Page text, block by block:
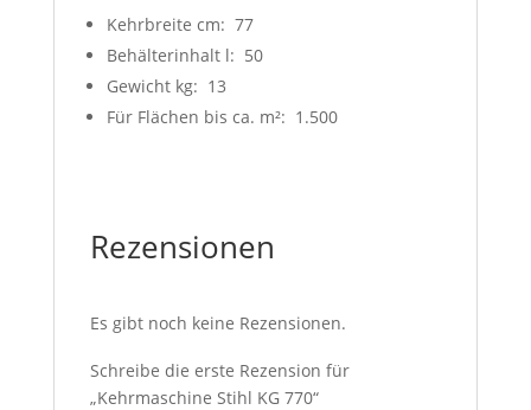
Kehrbreite cm: 77
Behälterinhalt l: 50
Gewicht kg: 13
Für Flächen bis ca. m²: 1.500
Rezensionen
Es gibt noch keine Rezensionen.
Schreibe die erste Rezension für
„Kehrmaschine Stihl KG 770“